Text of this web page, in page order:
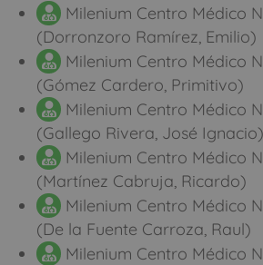
Milenium Centro Médico
(Dorronzoro Ramírez, Emilio)
Milenium Centro Médico
(Gómez Cardero, Primitivo)
Milenium Centro Médico
(Gallego Rivera, José Ignacio)
Milenium Centro Médico
(Martínez Cabruja, Ricardo)
Milenium Centro Médico
(De la Fuente Carroza, Raul)
Milenium Centro Médico